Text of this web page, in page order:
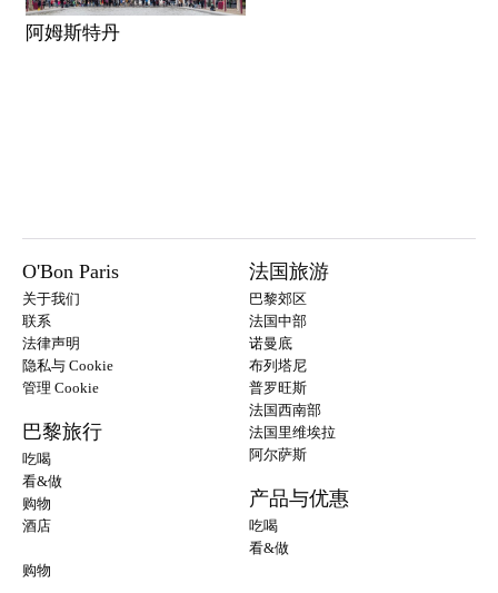
阿姆斯特丹
O'Bon Paris
关于我们
联系
法律声明
隐私与 Cookie
管理 Cookie
巴黎旅行
吃喝
看&做
购物
酒店
法国旅游
巴黎郊区
法国中部
诺曼底
布列塔尼
普罗旺斯
法国西南部
法国里维埃拉
阿尔萨斯
产品与优惠
吃喝
看&做
购物